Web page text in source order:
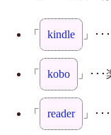
「 kindle 」･･
「 kobo 」･･
「 reader 」･･